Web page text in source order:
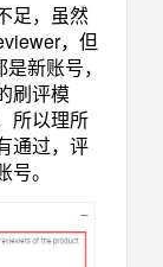
足，虽然
，但
新账号，
刷评模
所以理所
通过，评
。